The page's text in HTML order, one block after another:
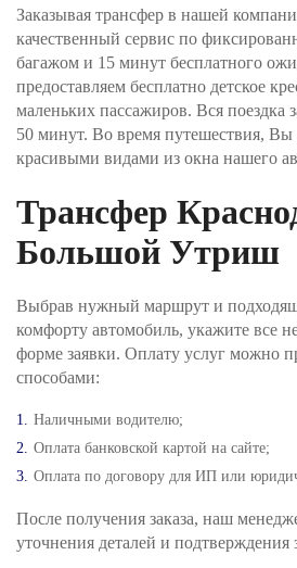
Оплата производится через
АО "Т-БАНК" (© 2006–2025, АО
официальный сайт https://
лицензия ЦБ РФ № 2673).
Шаг №4. После получения
проверит поступление
свяжется с Вами для
Заказывая трансфер в нашей
качественный сервис по
багажом и 15 минут бесплатного
предоставляем бесплатно детское
маленьких пассажиров. Вся поездка
50 минут. Во время путешествия, Вы
красивыми видами из окна нашего
Трансфер
Большой Утриш
Выбрав нужный маршрут и
комфорту автомобиль, укажите все
форме заявки. Оплату услуг можно
способами:
Наличными водителю;
Оплата банковской картой на сайте;
Оплата по договору для ИП или
После получения заказа, наш
уточнения деталей и подтверждения